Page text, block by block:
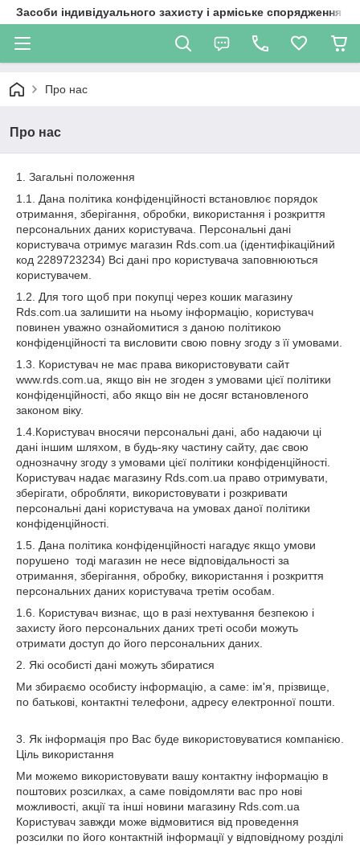
Засоби індивідуального захисту і арміське спорядження
Про нас
Про нас
1. Загальні положення
1.1. Дана політика конфіденційності встановлює порядок
отримання, зберігання, обробки, використання і розкриття
персональних даних користувача. Персональні дані
користувача отримує магазин Rds.com.ua (ідентифікаційний
код 2289723234) Всі дані про користувача заповнюються
користувачем.
1.2. Для того щоб при покупці через кошик магазину
Rds.com.ua залишити на ньому інформацію, користувач
повинен уважно ознайомитися з даною політикою
конфіденційності та висловити свою повну згоду з її умовами.
1.3. Користувач не має права використовувати сайт
www.rds.com.ua, якщо він не згоден з умовами цієї політики
конфіденційності, або якщо він не досяг встановленого
законом віку.
1.4.Користувач вносячи персональні дані, або надаючи ці
дані іншим шляхом, в будь-яку частину сайту, дає свою
однозначну згоду з умовами цієї політики конфіденційності.
Користувач надає магазину Rds.com.ua право отримувати,
зберігати, обробляти, використовувати і розкривати
персональні дані користувача на умовах даної політики
конфіденційності.
1.5. Дана політика конфіденційності нагадує якщо умови
порушено тоді магазин не несе відповідальності за
отримання, зберігання, обробку, використання і розкриття
персональних даних користувача третім особам.
1.6. Користувач визнає, що в разі нехтування безпекою і
захисту його персональних даних треті особи можуть
отримати доступ до його персональних даних.
2. Які особисті дані можуть збиратися
Ми збираємо особисту інформацію, а саме: ім'я, прізвище,
по батькові, контактні телефони, адресу електронної пошти.
3. Як інформація про Вас буде використовуватися компанією.
Ціль використання
Ми можемо використовувати вашу контактну інформацію в
поштових розсилках, а саме повідомляти вас про нові
можливості, акції та інші новини магазину Rds.com.ua
Користувач завжди може відмовитися від проведення
розсилки по його контактній інформації у відповідному розділі